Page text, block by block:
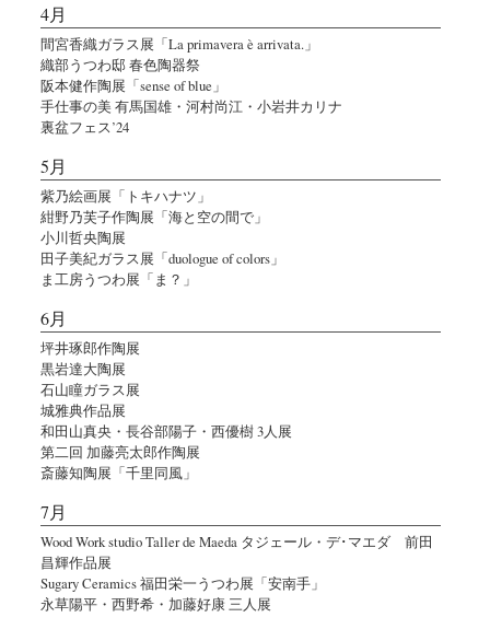
4月
間宮香織ガラス展「La primavera è arrivata.」
織部うつわ邸 春色陶器祭
阪本健作陶展「sense of blue」
手仕事の美 有馬国雄・河村尚江・小岩井カリナ
裏盆フェス’24
5月
紫乃絵画展「トキハナツ」
紺野乃芙子作陶展「海と空の間で」
小川哲央陶展
田子美紀ガラス展「duologue of colors」
ま工房うつわ展「ま？」
6月
坪井琢郎作陶展
黒岩達大陶展
石山瞳ガラス展
城雅典作品展
和田山真央・長谷部陽子・西優樹 3人展
第二回 加藤亮太郎作陶展
斎藤知陶展「千里同風」
7月
Wood Work studio Taller de Maeda タジェール・デ･マエダ 前田
昌輝作品展
Sugary Ceramics 福田栄一うつわ展「安南手」
永草陽平・西野希・加藤好康 三人展